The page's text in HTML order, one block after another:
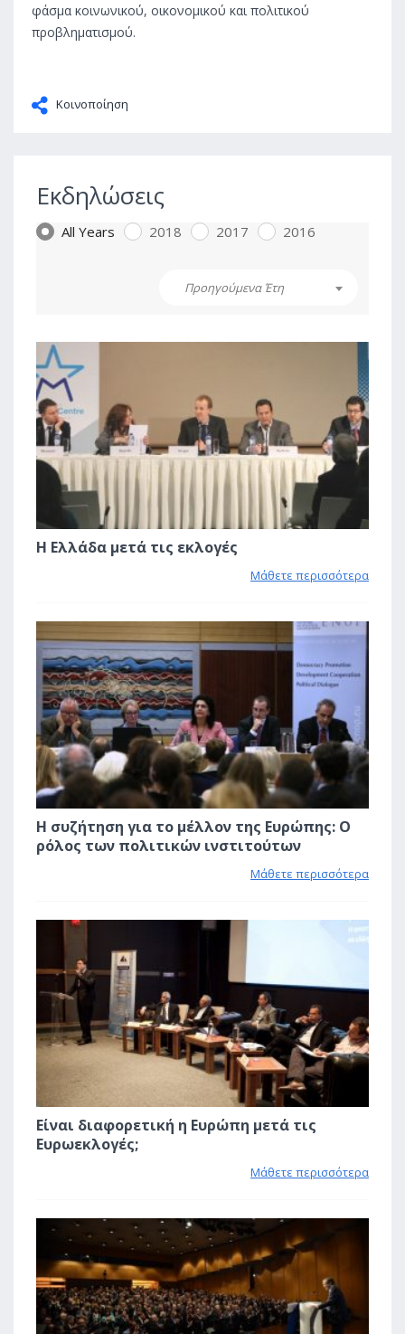
φάσμα κοινωνικού, οικονομικού και πολιτικού
προβληματισμού.
Κοινοποίηση
Εκδηλώσεις
All Years 2018 2017 2016
Προηγούμενα Έτη
Η Ελλάδα μετά τις εκλογές
Μάθετε περισσότερα
Η συζήτηση για το μέλλον της Ευρώπης: Ο
ρόλος των πολιτικών ινστιτούτων
Μάθετε περισσότερα
Είναι διαφορετική η Ευρώπη μετά τις
Ευρωεκλογές;
Μάθετε περισσότερα